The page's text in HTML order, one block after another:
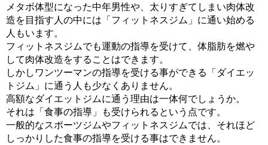
メタボ体型になった中年男性や、太りすぎてしまい肉体改
造を目指す人の中には「フィットネスジム」に通い始める
人もいます。
フィットネスジムでも運動の指導を受けて、体脂肪を燃や
して肉体改造をすることはできます。
しかしワンツーマンの指導を受ける事ができる「ダイエッ
トジム」に通う人も少なくありません。
高額なダイエットジムに通う理由は一体何でしょうか。
それは「食事の指導」も受けられるという点です。
一般的なスポーツジムやフィットネスジムでは、それほど
しっかりした食事の指導を受ける事はできません。